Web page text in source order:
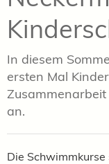
In diesem
ersten Mal
an.
Die